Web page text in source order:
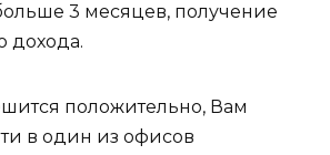
3 месяцев, получение
дохода.
положительно, Вам
в один из офисов